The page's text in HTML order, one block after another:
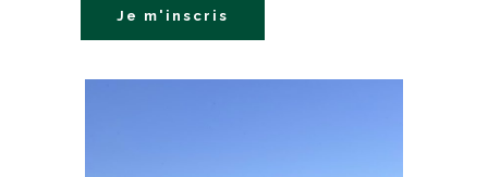
Je m'inscris